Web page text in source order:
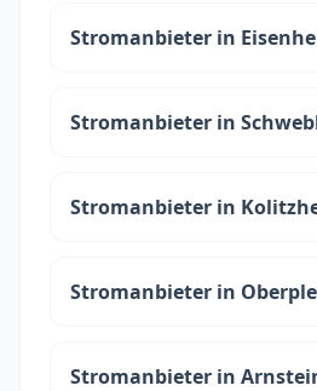
Stromanbieter in
Stromanbieter in
Stromanbieter in
Stromanbieter in
Stromanbieter in